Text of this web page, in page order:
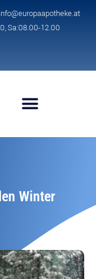
info@europaapotheke.at
Sa:08.00-12.00
Winter